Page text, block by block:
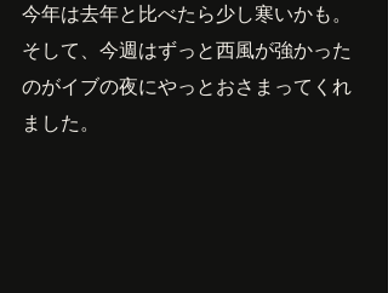
今年は去年と比べたら少し寒いかも。
そして、今週はずっと西風が強かった
のがイブの夜にやっとおさまってくれ
ました。